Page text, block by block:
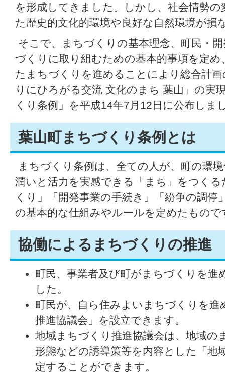
を形成してきました。しかし、社会情勢
た歴史的文化的環境や良好な自然環境が損
そこで、まちづくりの基本理念、町民・
づくりに取り組むための基本的事項を定
たまちづくりを進めることにより総合計
りにひろがる交流 文化のまち 葉山」の実
くり条例」を平成14年7月12日に公布しま
葉山町まちづくり条例とは
まちづくり条例は、全ての人が、町の環
潤いと活力を実感できる「まち」をつく
くり」「開発事業の手続き」「紛争の調
の基本的な仕組みやルールを定めたもので
協働によるまちづくりの推進
町民、事業者及び町がまちづくりを進
した。
町民が、自ら住みよいまちづくりを
推進協議会」を設立できます。
地域まちづくり推進協議会は、地域の
形態などの誘導策等を内容とした「地
定することができます。